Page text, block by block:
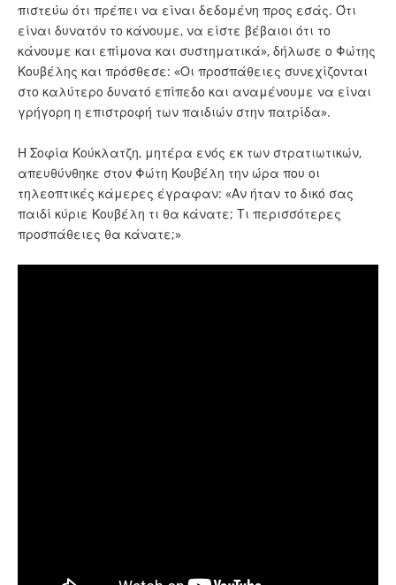
πιστεύω ότι πρέπει να είναι δεδομένη προς εσάς. Ότι
είναι δυνατόν το κάνουμε, να είστε βέβαιοι ότι το
κάνουμε και επίμονα και συστηματικά», δήλωσε ο Φώτης
Κουβέλης και πρόσθεσε: «Οι προσπάθειες συνεχίζονται
στο καλύτερο δυνατό επίπεδο και αναμένουμε να είναι
γρήγορη η επιστροφή των παιδιών στην πατρίδα».
Η Σοφία Κούκλατζη, μητέρα ενός εκ των στρατιωτικών,
απευθύνθηκε στον Φώτη Κουβέλη την ώρα που οι
τηλεοπτικές κάμερες έγραφαν: «Αν ήταν το δικό σας
παιδί κύριε Κουβέλη τι θα κάνατε; Τι περισσότερες
προσπάθειες θα κάνατε;»